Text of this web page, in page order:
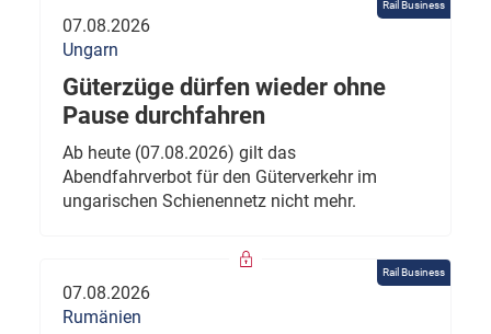
Rail Business
07.08.2026
Ungarn
Güterzüge dürfen wieder ohne
Pause durchfahren
Ab heute (07.08.2026) gilt das
Abendfahrverbot für den Güterverkehr im
ungarischen Schienennetz nicht mehr.
Rail Business
07.08.2026
Rumänien